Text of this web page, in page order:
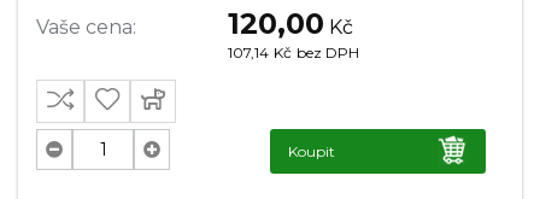
Vaše cena: 120,00 Kč
107,14 Kč bez DPH
Koupit